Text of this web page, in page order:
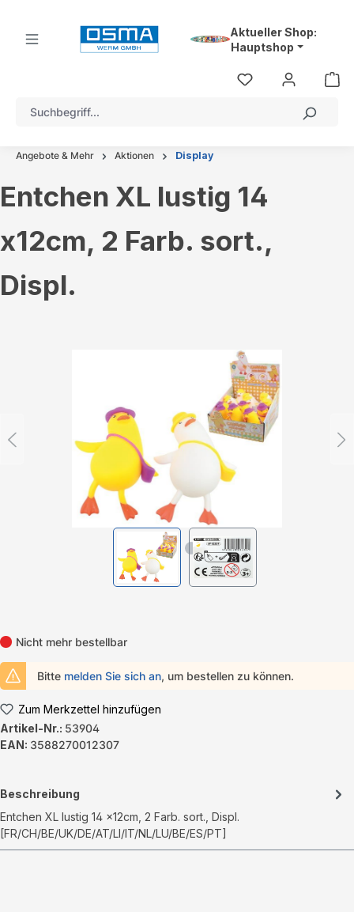
Aktueller Shop:
Hauptshop
Angebote & Mehr Aktionen Display
Entchen XL lustig 14
x12cm, 2 Farb. sort.,
Displ.
Nicht mehr bestellbar
Bitte melden Sie sich an, um bestellen zu können.
Zum Merkzettel hinzufügen
Artikel-Nr.: 53904
EAN: 3588270012307
Beschreibung
Entchen XL lustig 14 x12cm, 2 Farb. sort., Displ.
[FR/CH/BE/UK/DE/AT/LI/IT/NL/LU/BE/ES/PT]